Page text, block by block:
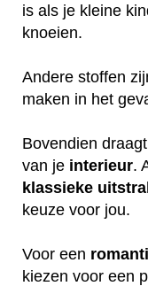
is als je kleine
knoeien.
Andere stoffen
maken in het
Bovendien
van je interieur.
klassieke
keuze voor jou.
Voor een
kiezen voor een